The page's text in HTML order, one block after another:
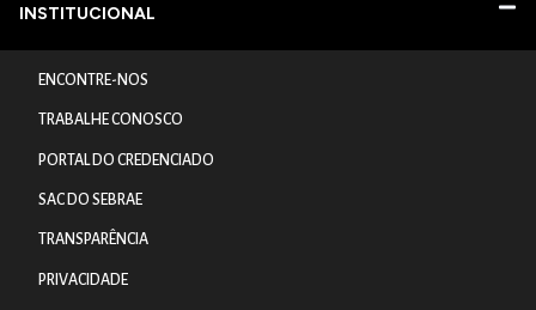
INSTITUCIONAL
ENCONTRE-NOS
TRABALHE CONOSCO
PORTAL DO CREDENCIADO
SAC DO SEBRAE
TRANSPARÊNCIA
PRIVACIDADE